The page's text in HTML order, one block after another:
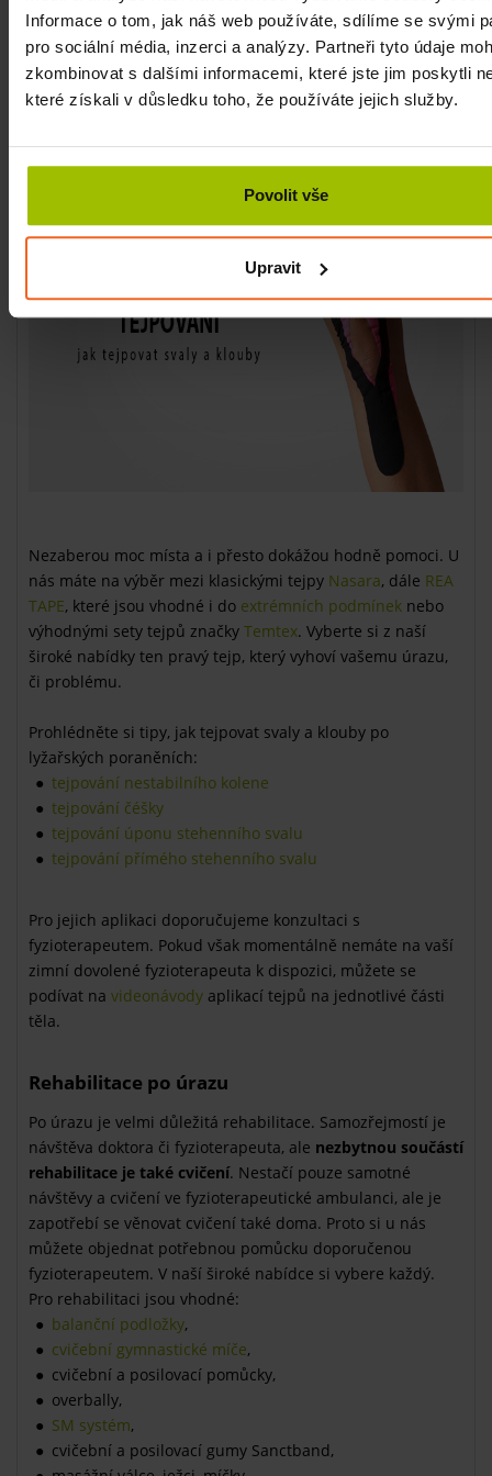
Informace o tom, jak náš web používáte, sdílíme se svými
pro sociální média, inzerci a analýzy. Partneři tyto údaje
zkombinovat s dalšími informacemi, které jste jim poskytli
které získali v důsledku toho, že používáte jejich služby.
Povolit vše
Upravit
často dochází k úrazům kolene nebo svalů. V takovém
případě vám pomůže
ortéza
, která vám koleno stabilizuje.
Vybírejte z velkého množství ortéz podle doporučení
lékaře, či fyzioterapeuta. Při bolestech svalů pomůžou i
Nezaberou moc místa a i přesto dokážou hodně pomoci. U
nás máte na výběr mezi klasickými tejpy Nasara, dále REA
TAPE, které jsou vhodné i do extrémních podmínek nebo
výhodnými sety tejpů značky Temtex. Vyberte si z naší
široké nabídky ten pravý tejp, který vyhoví vašemu úrazu,
či problému.
Prohlédněte si tipy, jak tejpovat svaly a klouby po
lyžařských poraněních:
tejpování nestabilního kolene
tejpování čéšky
tejpování úponu stehenního svalu
tejpování přímého stehenního svalu
Pro jejich aplikaci doporučujeme konzultaci s
fyzioterapeutem. Pokud však momentálně nemáte na vaší
zimní dovolené fyzioterapeuta k dispozici, můžete se
podívat na videonávody aplikací tejpů na jednotlivé části
těla.
Rehabilitace po úrazu
Po úrazu je velmi důležitá rehabilitace. Samozřejmostí je
návštěva doktora či fyzioterapeuta, ale nezbytnou součástí
rehabilitace je také cvičení. Nestačí pouze samotné
návštěvy a cvičení ve fyzioterapeutické ambulanci, ale je
zapotřebí se věnovat cvičení také doma. Proto si u nás
můžete objednat potřebnou pomůcku doporučenou
fyzioterapeutem. V naší široké nabídce si vybere každý.
Pro rehabilitaci jsou vhodné:
balanční podložky,
cvičební gymnastické míče,
cvičební a posilovací pomůcky,
overbally,
SM systém,
cvičební a posilovací gumy Sanctband,